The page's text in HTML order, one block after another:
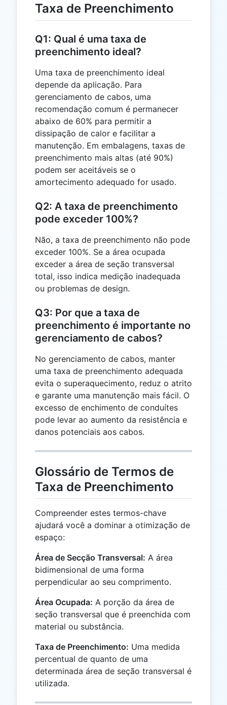
Taxa de Preenchimento
Q1: Qual é uma taxa de
preenchimento ideal?
Uma taxa de preenchimento ideal
depende da aplicação. Para
gerenciamento de cabos, uma
recomendação comum é permanecer
abaixo de 60% para permitir a
dissipação de calor e facilitar a
manutenção. Em embalagens, taxas de
preenchimento mais altas (até 90%)
podem ser aceitáveis ​​se o
amortecimento adequado for usado.
Q2: A taxa de preenchimento
pode exceder 100%?
Não, a taxa de preenchimento não pode
exceder 100%. Se a área ocupada
exceder a área de seção transversal
total, isso indica medição inadequada
ou problemas de design.
Q3: Por que a taxa de
preenchimento é importante no
gerenciamento de cabos?
No gerenciamento de cabos, manter
uma taxa de preenchimento adequada
evita o superaquecimento, reduz o atrito
e garante uma manutenção mais fácil. O
excesso de enchimento de conduítes
pode levar ao aumento da resistência e
danos potenciais aos cabos.
Glossário de Termos de
Taxa de Preenchimento
Compreender estes termos-chave
ajudará você a dominar a otimização de
espaço:
Área de Secção Transversal: A área
bidimensional de uma forma
perpendicular ao seu comprimento.
Área Ocupada: A porção da área de
seção transversal que é preenchida com
material ou substância.
Taxa de Preenchimento: Uma medida
percentual de quanto de uma
determinada área de seção transversal é
utilizada.